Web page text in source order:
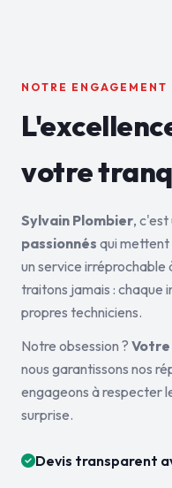
NOTRE ENGAGEMENT
votre
Sylvain Plombier, c'est
passionnés qui mettent
un service irréprochable
traitons jamais : chaque
propres techniciens.
Notre obsession ?
nous garantissons nos
engageons à respecter
surprise.
Devis transparent